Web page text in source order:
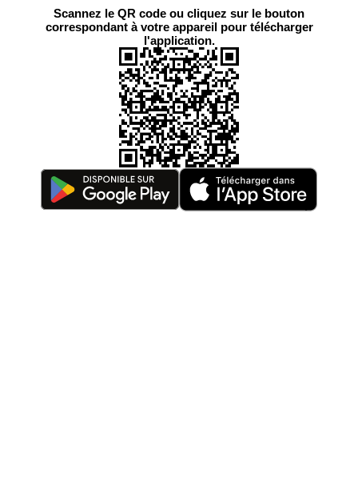
Scannez le QR code ou cliquez sur le bouton
correspondant à votre appareil pour télécharger
l'application.